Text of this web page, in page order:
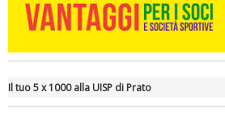
Il tuo 5 x 1000 alla UISP di Prato